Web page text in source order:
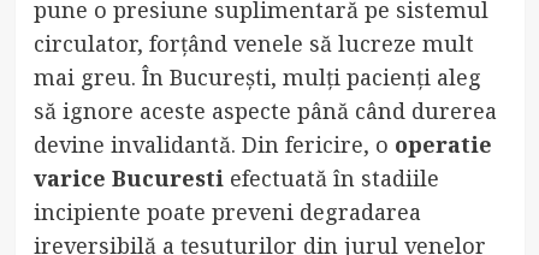
pune o presiune suplimentară pe sistemul
circulator, forțând venele să lucreze mult
mai greu. În București, mulți pacienți aleg
să ignore aceste aspecte până când durerea
devine invalidantă. Din fericire, o operatie
varice Bucurestiefectuată în stadiile
incipiente poate preveni degradarea
ireversibilă a țesuturilor din jurul venelor